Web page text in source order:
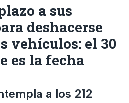
a sus
deshacerse
vehículos: el 30
es la fecha
a los 212